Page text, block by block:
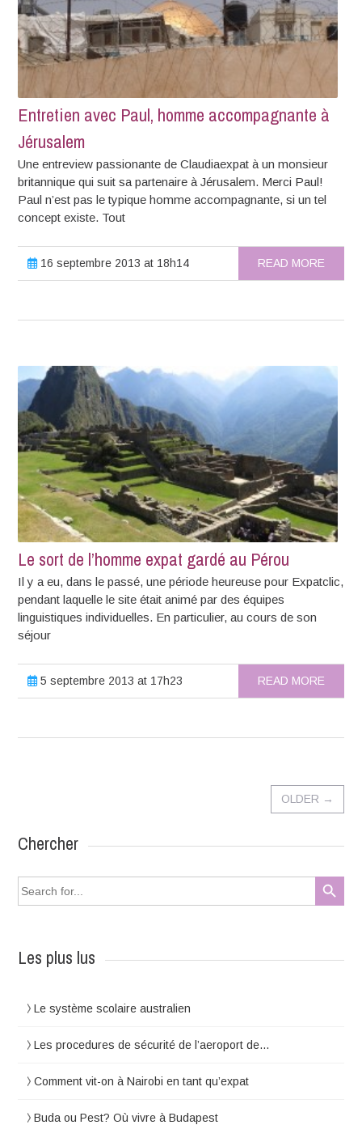
Entretien avec Paul, homme accompagnante à
Jérusalem
Une entreview passionante de Claudiaexpat à un monsieur
britannique qui suit sa partenaire à Jérusalem. Merci Paul!
Paul n’est pas le typique homme accompagnante, si un tel
concept existe. Tout
16 septembre 2013 at 18h14 READ MORE
Le sort de l’homme expat gardé au Pérou
Il y a eu, dans le passé, une période heureuse pour Expatclic,
pendant laquelle le site était animé par des équipes
linguistiques individuelles. En particulier, au cours de son
séjour
5 septembre 2013 at 17h23 READ MORE
OLDER →
Chercher
Search
for:
Search Button
Les plus lus
Le système scolaire australien
Les procedures de sécurité de l’aeroport de…
Comment vit-on à Nairobi en tant qu’expat
Buda ou Pest? Où vivre à Budapest